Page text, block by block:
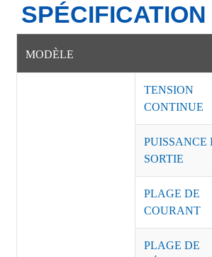
SPÉCIFICATION
MODÈLE
TENSION
CONTINUE
PUISSANCE
SORTIE
PLAGE DE
COURANT
PLAGE DE